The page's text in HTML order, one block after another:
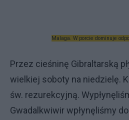
Malaga. W porcie dominuje
Przez cieśninę Gibraltarską
wielkiej soboty na niedzielę.
św. rezurekcyjną.
Gwadalkwiwir wpłynęliśmy